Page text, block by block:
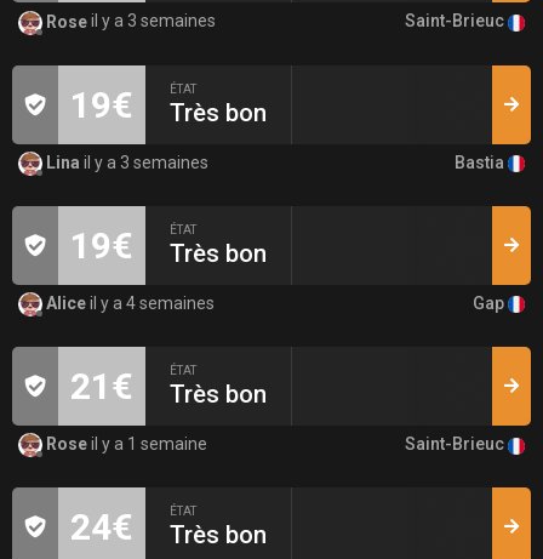
Roseil y a 3 semaines Saint-Brieuc
19€ ÉTAT
Très bon
Lina il y a 3 semaines Bastia
19€ ÉTAT
Très bon
Aliceil y a 4 semaines Gap
21€ ÉTAT
Très bon
Roseil y a 1 semaine Saint-Brieuc
24€ ÉTAT
Très bon